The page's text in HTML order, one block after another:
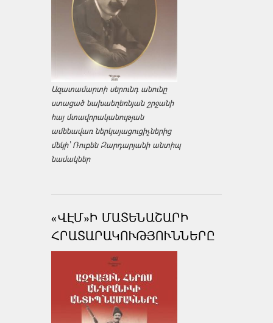
Ազատամարտի սերունդ անունը
ստացած նախաեղեռնյան շրջանի
հայ մտավորականության
ամենավառ ներկայացուցիչներից
մեկի՝ Ռուբեն Զարդարյանի անտիպ
նամակներ
«ՎԷՄ»Ի ՄԱՏԵՆԱՇԱՐԻ
ՀՐԱՏԱՐԱԿՈՒԹՅՈՒՆՆԵՐԸ